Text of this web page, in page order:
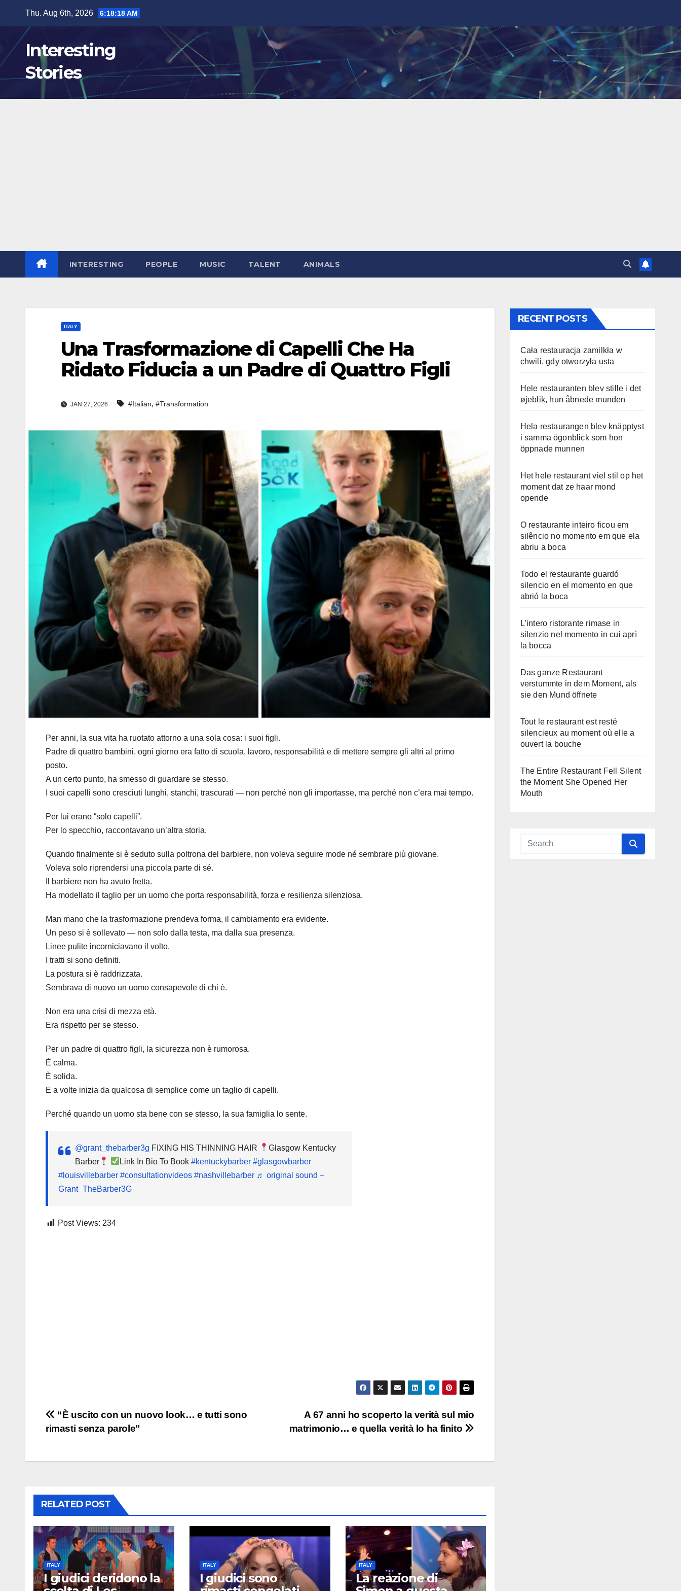
content
Thu. Aug 6th, 2026 6:18:19 AM
Interesting
Stories
INTERESTING PEOPLE MUSIC TALENT ANIMALS
ITALY
Una Trasformazione di Capelli Che Ha
Ridato Fiducia a un Padre di Quattro Figli
JAN 27, 2026 #Italian, #Transformation
Per anni, la sua vita ha ruotato attorno a una sola cosa: i suoi figli.
Padre di quattro bambini, ogni giorno era fatto di scuola, lavoro, responsabilità e di mettere sempre gli altri al primo
posto.
A un certo punto, ha smesso di guardare se stesso.
I suoi capelli sono cresciuti lunghi, stanchi, trascurati — non perché non gli importasse, ma perché non c’era mai tempo.
Per lui erano “solo capelli”.
Per lo specchio, raccontavano un’altra storia.
Quando finalmente si è seduto sulla poltrona del barbiere, non voleva seguire mode né sembrare più giovane.
Voleva solo riprendersi una piccola parte di sé.
Il barbiere non ha avuto fretta.
Ha modellato il taglio per un uomo che porta responsabilità, forza e resilienza silenziosa.
Man mano che la trasformazione prendeva forma, il cambiamento era evidente.
Un peso si è sollevato — non solo dalla testa, ma dalla sua presenza.
Linee pulite incorniciavano il volto.
I tratti si sono definiti.
La postura si è raddrizzata.
Sembrava di nuovo un uomo consapevole di chi è.
Non era una crisi di mezza età.
Era rispetto per se stesso.
Per un padre di quattro figli, la sicurezza non è rumorosa.
È calma.
È solida.
E a volte inizia da qualcosa di semplice come un taglio di capelli.
Perché quando un uomo sta bene con se stesso, la sua famiglia lo sente.
@grant_thebarber3g FIXING HIS THINNING HAIR
Glasgow Kentucky
Barber
Link In Bio To Book#kentuckybarber #glasgowbarber
#louisvillebarber #consultationvideos #nashvillebarber ♬ original sound –
Grant_TheBarber3G
Post Views: 234
Post
navigation
A 67 anni ho scoperto la verità sul mio
matrimonio… e quella verità lo ha finito
“È uscito con un nuovo look… e tutti sono
rimasti senza parole”
RELATED POST
ITALY
I giudici deridono la
ITALY
I giudici sono
ITALY
La reazione di
RECENT POSTS
Cała restauracja zamilkła w
chwili, gdy otworzyła usta
Hele restauranten blev stille i det
øjeblik, hun åbnede munden
Hela restaurangen blev knäpptyst
i samma ögonblick som hon
öppnade munnen
Het hele restaurant viel stil op het
moment dat ze haar mond
opende
O restaurante inteiro ficou em
silêncio no momento em que ela
abriu a boca
Todo el restaurante guardó
silencio en el momento en que
abrió la boca
L’intero ristorante rimase in
silenzio nel momento in cui aprì
la bocca
Das ganze Restaurant
verstummte in dem Moment, als
sie den Mund öffnete
Tout le restaurant est resté
silencieux au moment où elle a
ouvert la bouche
The Entire Restaurant Fell Silent
the Moment She Opened Her
Mouth